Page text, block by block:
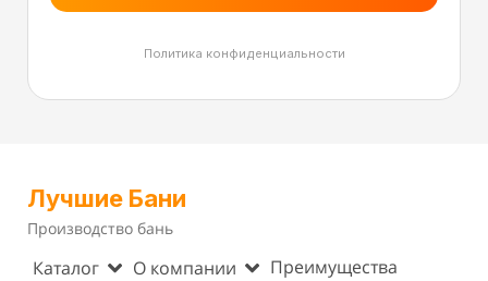
Политика конфиденциальности
Лучшие Бани
Производство бань
Каталог О компании Преимущества